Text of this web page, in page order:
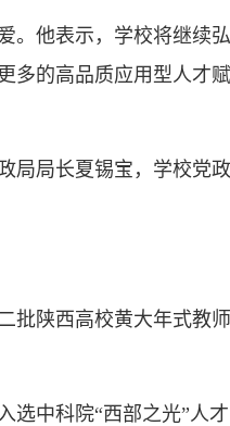
他表示，学校将继续弘
多的高品质应用型人才
局局长夏锡宝，学校党
批陕西高校黄大年式教
中科院“西部之光”人